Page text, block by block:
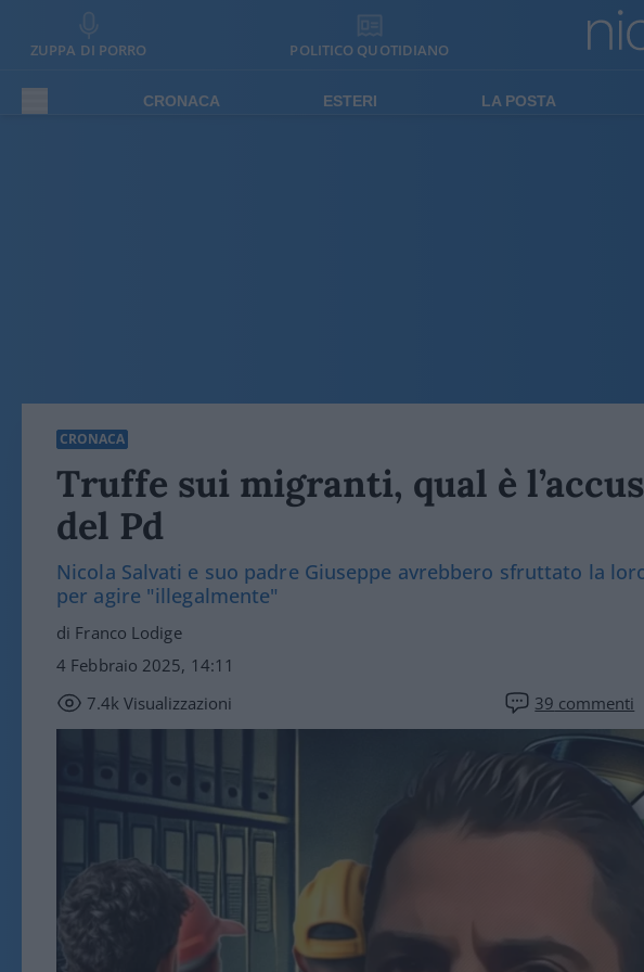
ZUPPA DI PORRO POLITICO QUOTIDIANO
CRONACA ESTERI LA POSTA
CRONACA
Truffe sui migranti, qual è
del Pd
Nicola Salvati e suo padre Giuseppe avrebbero sfruttato la
per agire "illegalmente"
di Franco Lodige
4 Febbraio 2025, 14:11
7.4k Visualizzazioni 39 commenti